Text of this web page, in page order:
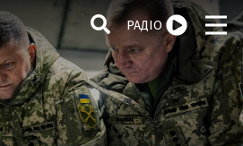
РАДІО